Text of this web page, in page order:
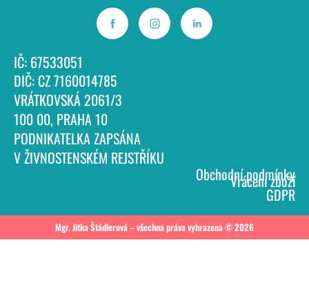
IČ: 67533051
DIČ: CZ 7160014785
VRÁTKOVSKÁ 2061/3
100 00, PRAHA 10
PODNIKATELKA ZAPSÁNA
V ŽIVNOSTENSKÉM REJSTŘÍKU
Obchodní podmínky
Vrácení zboží
GDPR
Mgr. Jitka Štádlerová – všechna práva vyhrazena © 2026